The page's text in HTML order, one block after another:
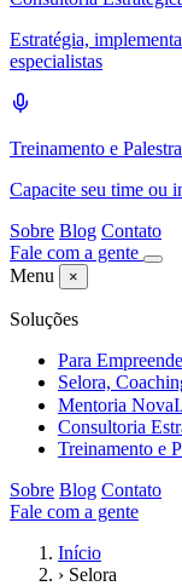
Estratégia,
especialistas
Treinamento e
Capacite seu time ou
Sobre Blog Contato
Fale com a gente
Menu
×
Soluções
Para
Selora,
Mentoria
Consultoria
Treinamento e
Sobre Blog Contato
Fale com a gente
Início
› Selora